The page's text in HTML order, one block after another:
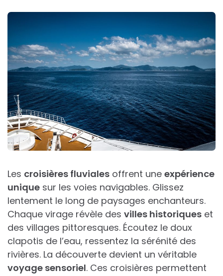
Les croisières fluviales offrent une expérience
unique sur les voies navigables. Glissez
lentement le long de paysages enchanteurs.
Chaque virage révèle des villes historiques et
des villages pittoresques. Écoutez le doux
clapotis de l’eau, ressentez la sérénité des
rivières. La découverte devient un véritable
voyage sensoriel. Ces croisières permettent